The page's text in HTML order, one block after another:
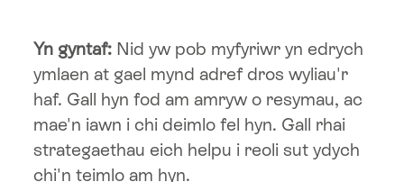
Yn gyntaf: Nid yw pob myfyriwr yn edrych
ymlaen at gael mynd adref dros wyliau'r
haf. Gall hyn fod am amryw o resymau, ac
mae'n iawn i chi deimlo fel hyn. Gall rhai
strategaethau eich helpu i reoli sut ydych
chi'n teimlo am hyn.